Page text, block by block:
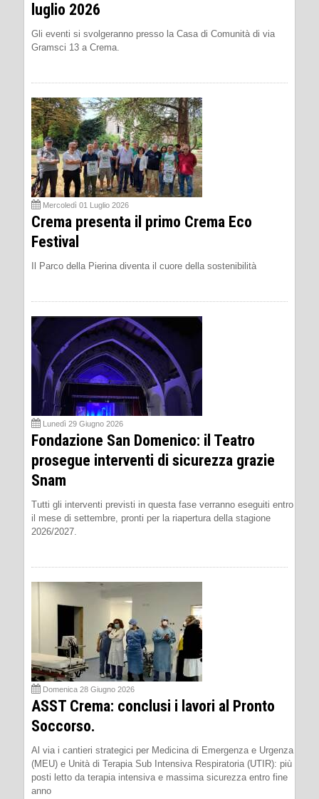
luglio 2026
Gli eventi si svolgeranno presso la Casa di Comunità di via
Gramsci 13 a Crema.
Mercoledì 01 Luglio 2026
Crema presenta il primo Crema Eco
Festival
Il Parco della Pierina diventa il cuore della sostenibilità
Lunedì 29 Giugno 2026
Fondazione San Domenico: il Teatro
prosegue interventi di sicurezza grazie
Snam
Tutti gli interventi previsti in questa fase verranno eseguiti entro
il mese di settembre, pronti per la riapertura della stagione
2026/2027.
Domenica 28 Giugno 2026
ASST Crema: conclusi i lavori al Pronto
Soccorso.
Al via i cantieri strategici per Medicina di Emergenza e Urgenza
(MEU) e Unità di Terapia Sub Intensiva Respiratoria (UTIR): più
posti letto da terapia intensiva e massima sicurezza entro fine
anno